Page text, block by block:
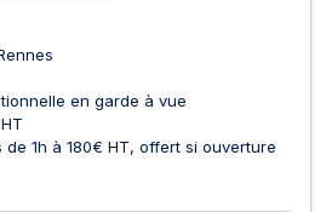
en garde à vue
1h à 180€ HT, offert si ouverture